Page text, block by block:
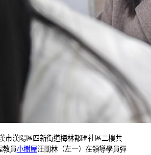
市漢陽區四新街道梅林都匯社區二樓共
教員小樹屋汪闊林（左一）在領導學員彈